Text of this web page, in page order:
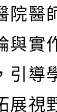
院醫
與實
引導
展視